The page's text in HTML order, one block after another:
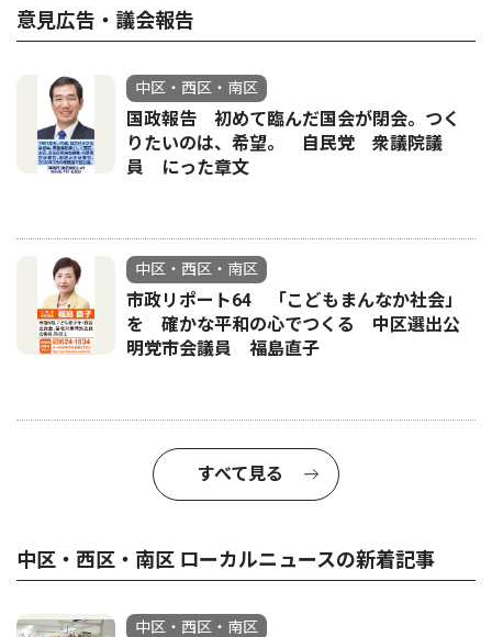
意見広告・議会報告
中区・西区・南区
国政報告 初めて臨んだ国会が閉会。つく
りたいのは、希望。 自民党 衆議院議
員 にった章文
中区・西区・南区
市政リポート64 「こどもまんなか社会」
を 確かな平和の心でつくる 中区選出公
明党市会議員 福島直子
すべて見る
中区・西区・南区 ローカルニュースの新着記事
中区・西区・南区